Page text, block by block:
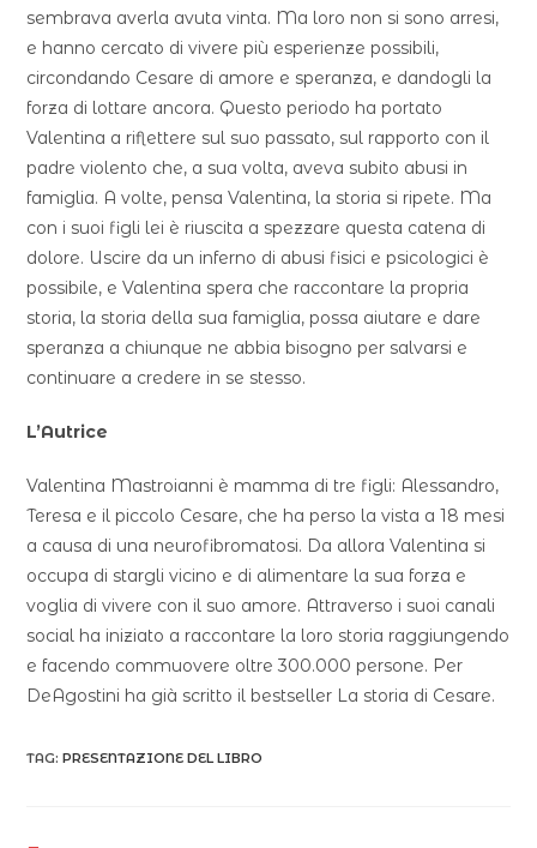
sembrava averla avuta vinta. Ma loro non si sono arresi,
e hanno cercato di vivere più esperienze possibili,
circondando Cesare di amore e speranza, e dandogli la
forza di lottare ancora. Questo periodo ha portato
Valentina a riflettere sul suo passato, sul rapporto con il
padre violento che, a sua volta, aveva subito abusi in
famiglia. A volte, pensa Valentina, la storia si ripete. Ma
con i suoi figli lei è riuscita a spezzare questa catena di
dolore. Uscire da un inferno di abusi fisici e psicologici è
possibile, e Valentina spera che raccontare la propria
storia, la storia della sua famiglia, possa aiutare e dare
speranza a chiunque ne abbia bisogno per salvarsi e
continuare a credere in se stesso.
L’Autrice
Valentina Mastroianni è mamma di tre figli: Alessandro,
Teresa e il piccolo Cesare, che ha perso la vista a 18 mesi
a causa di una neurofibromatosi. Da allora Valentina si
occupa di stargli vicino e di alimentare la sua forza e
voglia di vivere con il suo amore. Attraverso i suoi canali
social ha iniziato a raccontare la loro storia raggiungendo
e facendo commuovere oltre 300.000 persone. Per
DeAgostini ha già scritto il bestseller La storia di Cesare.
TAG:PRESENTAZIONE DEL LIBRO